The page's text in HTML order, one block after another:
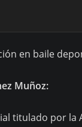
en baile
Muñoz:
titulado por la